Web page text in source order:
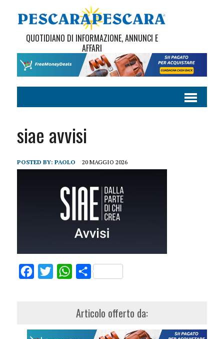
QUOTIDIANO DI INFORMAZIONE, ANNUNCI E
AFFARI
siae avvisi
POSTED BY: PAOLO 20 MAGGIO 2026
FacebookTwitterWhatsApp
Share
Articolo offerto da: